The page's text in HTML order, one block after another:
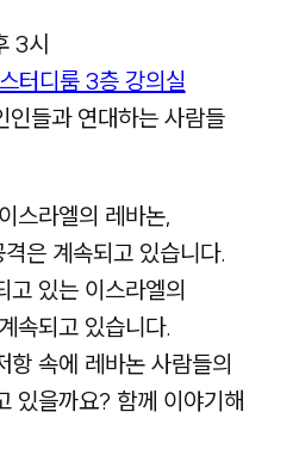
3시
터디룸 3층 강의실
인들과 연대하는 사람들
스라엘의 레바논,
은 계속되고 있습니다.
고 있는 이스라엘의
속되고 있습니다.
항 속에 레바논 사람들의
있을까요? 함께 이야기해